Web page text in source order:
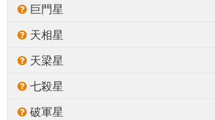
巨門星
天相星
天梁星
七殺星
破軍星